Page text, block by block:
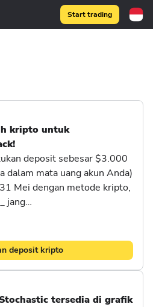
Start trading
kripto untuk
deposit sebesar $3.000
dalam mata uang akun Anda)
Mei dengan metode kripto,
jang…
deposit kripto
tersedia di grafik